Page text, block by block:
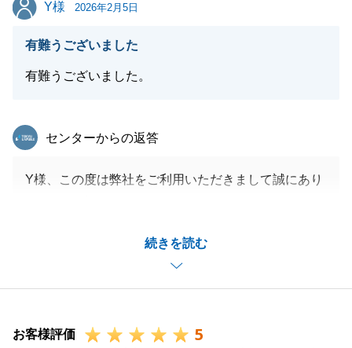
お願いいたします。
Y様 2026年2月5日
有難うございました
有難うございました。
続きを読む
東急リバブル
センターからの返答
Y様、この度は弊社をご利用いただきまして誠にあり
また何か不動産に関することでお困りのことがござい
ましたらお気軽にお申し付けください。
お客様評価 5